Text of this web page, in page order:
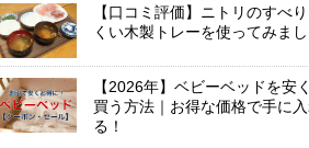
【口コミ評価】ニトリのすべ
くい木製トレーを使ってみま
【2026年】ベビーベッドを安く
買う方法｜お得な価格で手に
る！